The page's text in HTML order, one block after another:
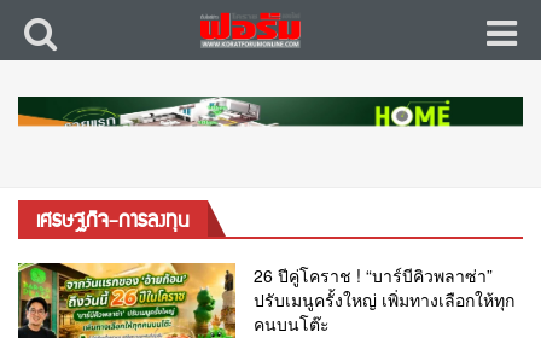
เศรษฐกิจ-การลงทุน
26 ปีคู่โคราช ! “บาร์บีคิวพลาซ่า”
ปรับเมนูครั้งใหญ่ เพิ่มทางเลือกให้ทุก
คนบนโต๊ะ